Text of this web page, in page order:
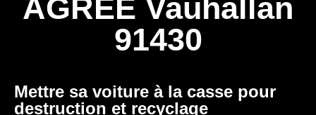
AGREE Vauhallan
91430
Mettre sa voiture à la casse pour
destruction et recyclage